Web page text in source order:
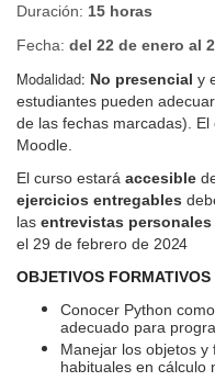
Duración: 15 horas
Fecha: del 22 de enero al
Modalidad: No presencial y
estudiantes pueden
de las fechas marcadas).
Moodle.
El curso estará accesible
ejercicios entregables
las entrevistas personales
el 29 de febrero de 2024
OBJETIVOS FORMATIVOS
Conocer Python
adecuado para
Manejar los objetos y
habituales en cálculo